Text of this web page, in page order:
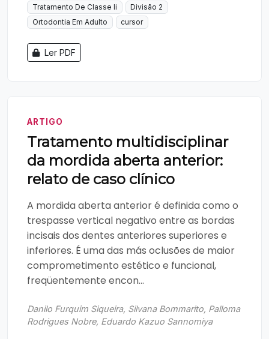
Tratamento De Classe Ii
Divisão 2
Ortodontia Em Adulto
cursor
Ler PDF
ARTIGO
Tratamento multidisciplinar
da mordida aberta anterior:
relato de caso clínico
A mordida aberta anterior é definida como o
trespasse vertical negativo entre as bordas
incisais dos dentes anteriores superiores e
inferiores. É uma das más oclusões de maior
comprometimento estético e funcional,
freqüentemente encon...
Danilo Furquim Siqueira, Silvana Bommarito, Palloma
Rodrigues Nobre, Eduardo Kazuo Sannomiya